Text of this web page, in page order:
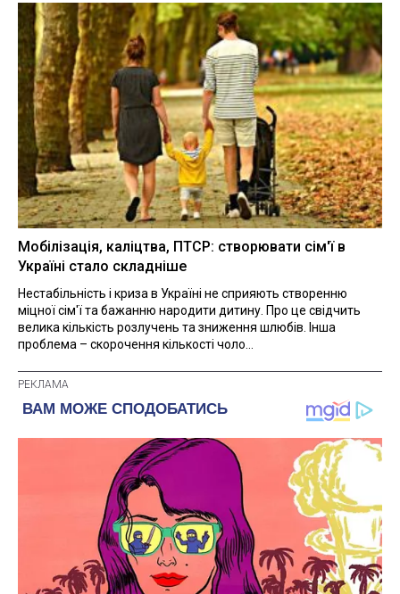
Мобілізація, каліцтва, ПТСР: створювати сім'ї в
Україні стало складніше
Нестабільність і криза в Україні не сприяють створенню
міцної сім'ї та бажанню народити дитину. Про це свідчить
велика кількість розлучень та зниження шлюбів. Інша
проблема – скорочення кількості чоло...